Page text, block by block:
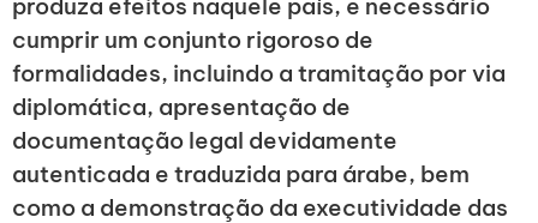
cumprir um conjunto rigoroso de
formalidades, incluindo a tramitação por via
diplomática, apresentação de
documentação legal devidamente
autenticada e traduzida para árabe, bem
como a demonstração da executividade das